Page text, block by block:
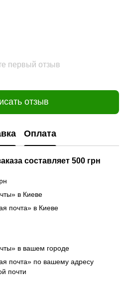
первый отзыв
отзыв
Оплата
составляет 500 грн
в Киеве
почта» в Киеве
в вашем городе
почта» по вашему адресу
почти